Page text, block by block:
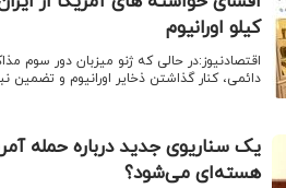
کیلو اورانیوم
اقتصادنیوز:در حالی که ژنو میزبان دور سوم
دائمی، کنار گذاشتن ذخایر اورانیوم و
یک سناریوی جدید درباره حمله
هسته‌ای می‌شود؟